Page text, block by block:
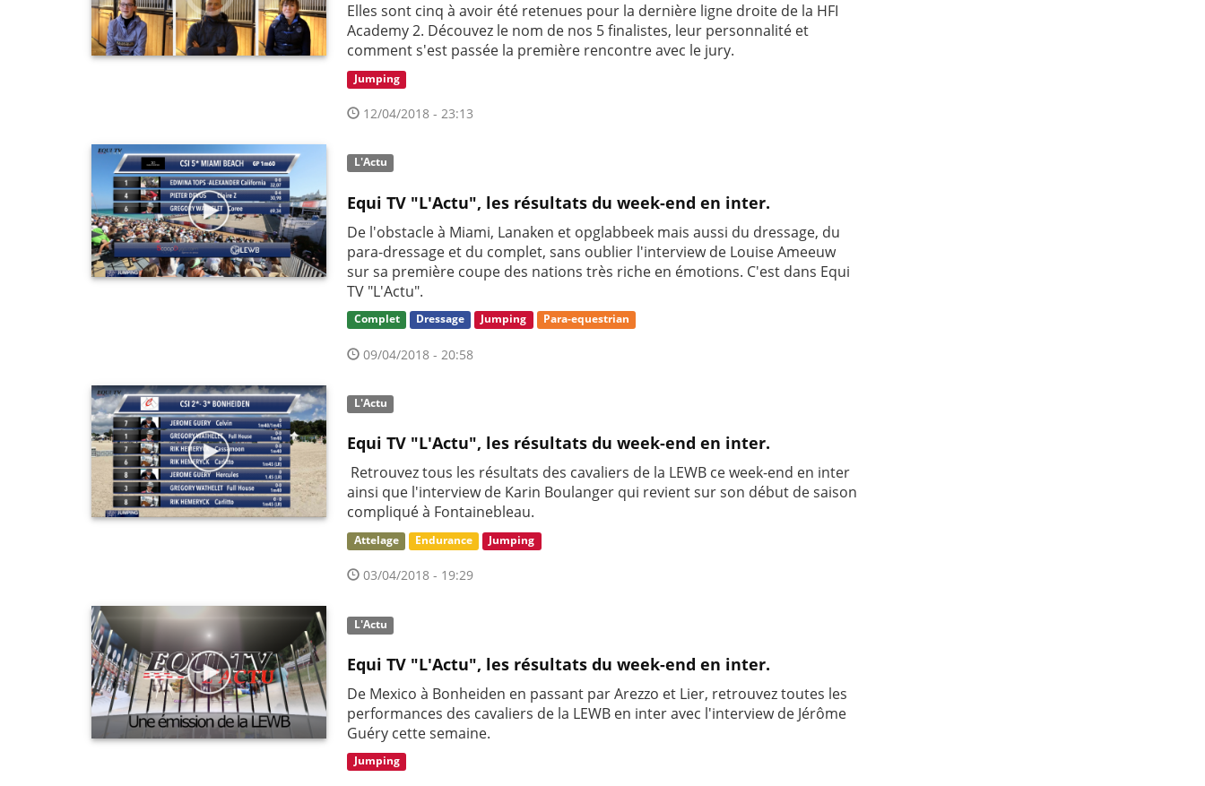
Elles sont cinq à avoir été retenues pour la dernière ligne droite de la HFI
Academy 2. Découvez le nom de nos 5 finalistes, leur personnalité et
comment s'est passée la première rencontre avec le jury.
Jumping
12/04/2018 - 23:13
L'Actu
Equi TV "L'Actu", les résultats du week-end en inter.
De l'obstacle à Miami, Lanaken et opglabbeek mais aussi du dressage, du
para-dressage et du complet, sans oublier l'interview de Louise Ameeuw
sur sa première coupe des nations très riche en émotions. C'est dans Equi
TV "L'Actu".
Complet Dressage Jumping Para-equestrian
09/04/2018 - 20:58
L'Actu
Equi TV "L'Actu", les résultats du week-end en inter.
Retrouvez tous les résultats des cavaliers de la LEWB ce week-end en inter
ainsi que l'interview de Karin Boulanger qui revient sur son début de saison
compliqué à Fontainebleau.
Attelage Endurance Jumping
03/04/2018 - 19:29
L'Actu
Equi TV "L'Actu", les résultats du week-end en inter.
De Mexico à Bonheiden en passant par Arezzo et Lier, retrouvez toutes les
performances des cavaliers de la LEWB en inter avec l'interview de Jérôme
Guéry cette semaine.
Jumping